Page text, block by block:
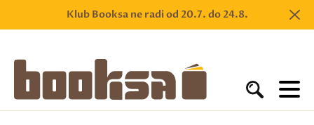
Klub Booksa ne radi od 20.7. do 24.8.